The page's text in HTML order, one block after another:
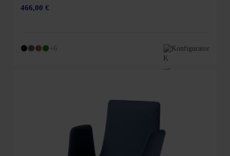
466,00 €
+6 Konfigurator